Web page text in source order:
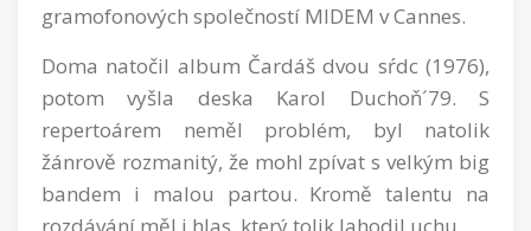
gramofonových společností MIDEM v Cannes.
Doma natočil album Čardáš dvou sŕdc (1976),
potom vyšla deska Karol Duchoň´79. S
repertoárem neměl problém, byl natolik
žánrově rozmanitý, že mohl zpívat s velkým big
bandem i malou partou. Kromě talentu na